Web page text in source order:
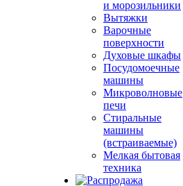
и морозильники
Вытяжки
Варочные
поверхности
Духовые шкафы
Посудомоечные
машины
Микроволновые
печи
Стиральные
машины
(встраиваемые)
Мелкая бытовая
техника